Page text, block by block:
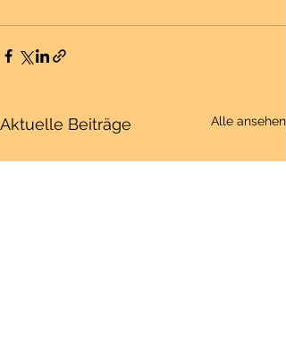
Aktuelle Beiträge Alle ansehen